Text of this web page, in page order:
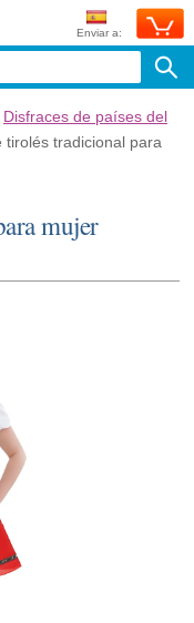
Enviar a:
Disfraces de países del
tirolés tradicional para
mujer